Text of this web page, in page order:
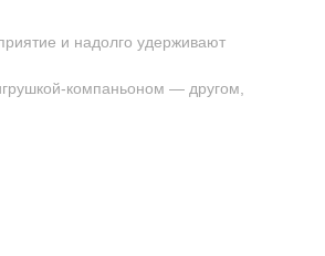
и надолго удерживают
компаньоном — другом,